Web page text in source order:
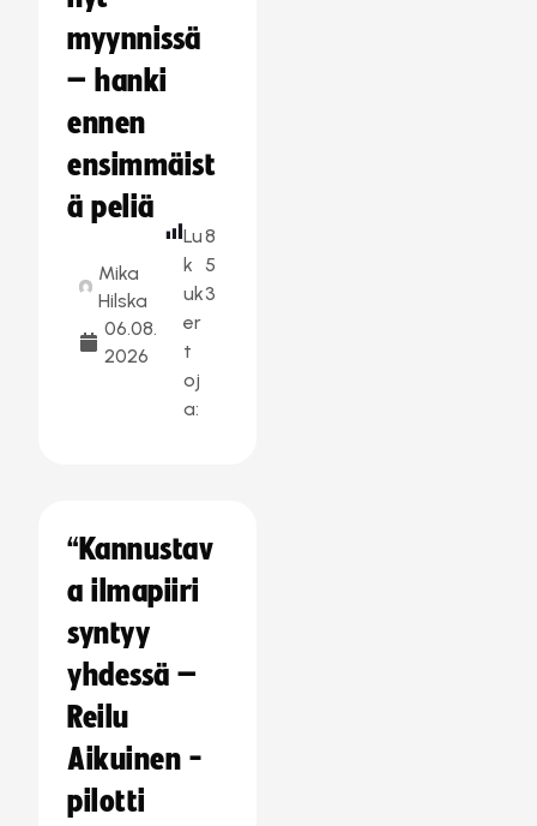
myynnissä
– hanki
ennen
ensimmäist
ä peliä
Mika
Hilska
06.08.
2026
Lu
k
uk
er
t
oj
a:
8
5
3
“Kannustav
a ilmapiiri
syntyy
yhdessä –
Reilu
Aikuinen -
pilotti